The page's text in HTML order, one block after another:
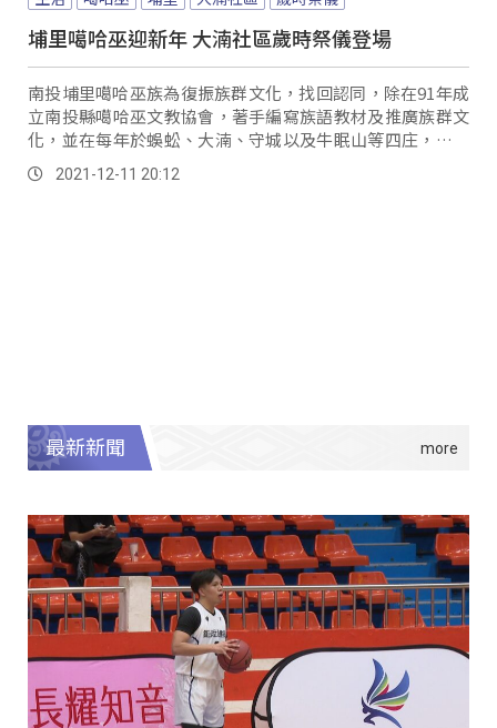
埔里噶哈巫迎新年 大湳社區歲時祭儀登場
南投埔里噶哈巫族為復振族群文化，找回認同，除在91年成
立南投縣噶哈巫文教協會，著手編寫族語教材及推廣族群文
化，並在每年於蜈蚣、大湳、守城以及牛眠山等四庄，輪流
辦理歲時祭儀，今年則輪到大湳社區部落辦理過...。
2021-12-11 20:12
最新新聞